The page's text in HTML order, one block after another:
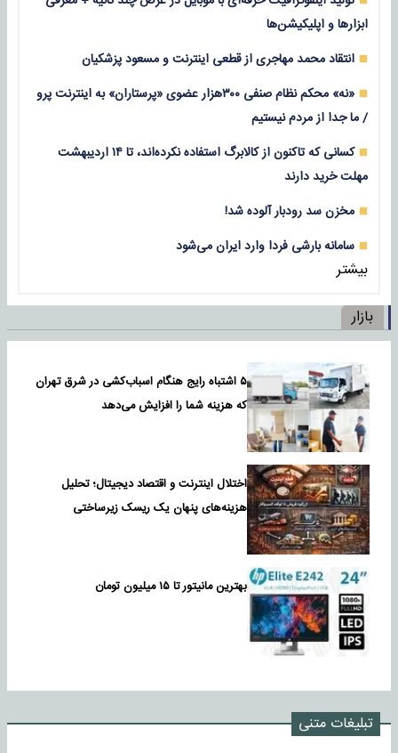
ابزارها و اپلیکیشن‌ها
انتقاد محمد مهاجری از قطعی اینترنت و مسعود پزشکیان
«نه» محکم نظام صنفی ۳۰۰هزار عضوی «پرستاران» به اینترنت پرو
/ ما جدا از مردم نیستیم
کسانی که تاکنون از کالابرگ استفاده نکرده‌اند، تا ۱۴ اردیبهشت
مهلت خرید دارند
مخزن سد رودبار آلوده شد!
سامانه بارشی فردا وارد ایران می‌شود
بیشتر
بازار
۵ اشتباه رایج هنگام اسباب‌کشی در شرق تهران
که هزینه شما را افزایش می‌دهد
اختلال اینترنت و اقتصاد دیجیتال؛ تحلیل
هزینه‌های پنهان یک ریسک زیرساختی
بهترین مانیتور تا ۱۵ میلیون تومان
تبلیغات متنی